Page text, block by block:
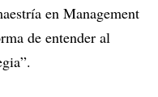
en Management
de entender al